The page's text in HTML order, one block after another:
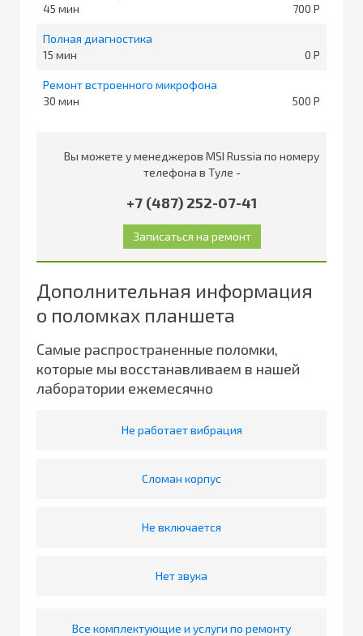
45
700
Полная диагностика
15
0
Ремонт встроенного микрофона
30
500
Вы можете у менеджеров MSI Russia по номеру
телефона в Туле -
+7 (487) 252-07-41
Дополнительная информация
о поломках планшета
Самые распространенные поломки,
которые мы восстанавливаем в нашей
лаборатории ежемесячно
Не работает вибрация
Сломан корпус
Не включается
Нет звука
Все комплектующие и услуги по ремонту